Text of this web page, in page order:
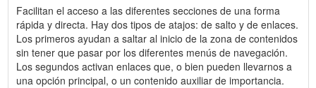
Facilitan el acceso a las diferentes secciones de una forma
rápida y directa. Hay dos tipos de atajos: de salto y de enlaces.
Los primeros ayudan a saltar al inicio de la zona de contenidos
sin tener que pasar por los diferentes menús de navegación.
Los segundos activan enlaces que, o bien pueden llevarnos a
una opción principal, o un contenido auxiliar de importancia.